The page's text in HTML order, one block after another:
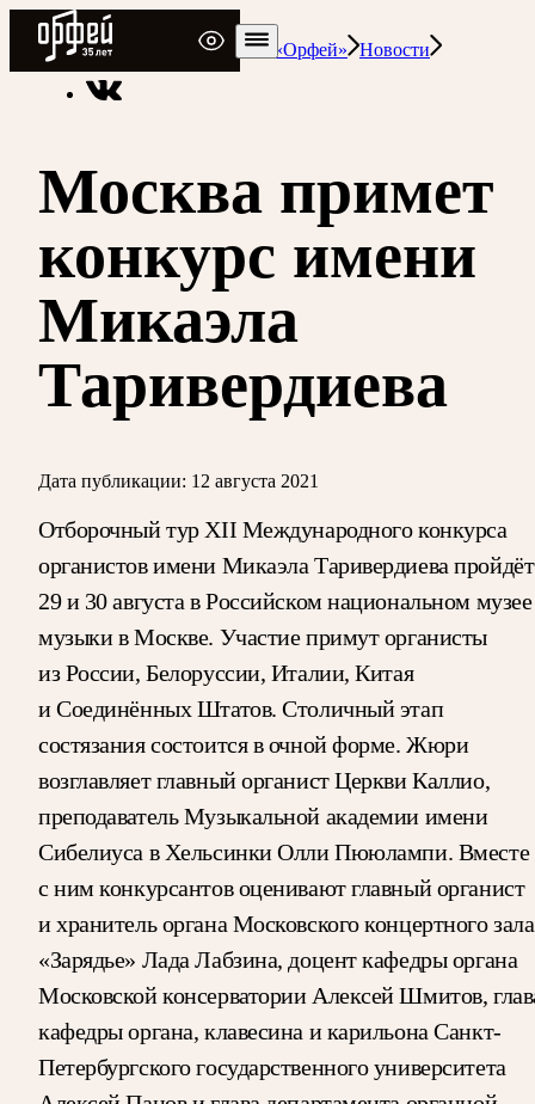
Радио Орфей
Радио классической музыки «Орфей»
Новости
Москва примет
конкурс имени
Микаэла
Таривердиева
Дата публикации: 12 августа 2021
Отборочный тур XII Международного конкурса
органистов имени Микаэла Таривердиева пройдёт
29 и 30 августа в Российском национальном музее
музыки в Москве. Участие примут органисты
из России, Белоруссии, Италии, Китая
и Соединённых Штатов. Столичный этап
состязания состоится в очной форме. Жюри
возглавляет главный органист Церкви Каллио,
преподаватель Музыкальной академии имени
Сибелиуса в Хельсинки Олли Пююлампи. Вместе
с ним конкурсантов оценивают главный органист
и хранитель органа Московского концертного зала
«Зарядье» Лада Лабзина, доцент кафедры органа
Московской консерватории Алексей Шмитов,
кафедры органа, клавесина и карильона Санкт-
Петербургского государственного университета